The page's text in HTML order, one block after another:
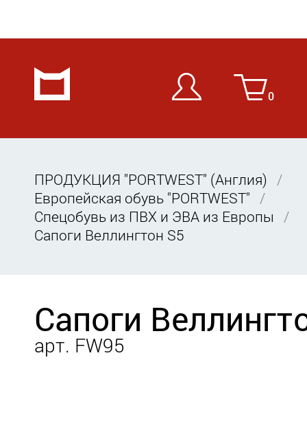
0
ПРОДУКЦИЯ "PORTWEST" (Англия)
Европейская обувь "PORTWEST"
Спецобувь из ПВХ и ЭВА из Европы
Сапоги Веллингтон S5
Сапоги
арт. FW95